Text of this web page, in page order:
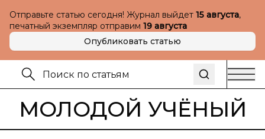
Отправьте статью сегодня! Журнал выйдет 15 августа,
печатный экземпляр отправим 19 августа
Опубликовать статью
МОЛОДОЙ УЧЁНЫЙ